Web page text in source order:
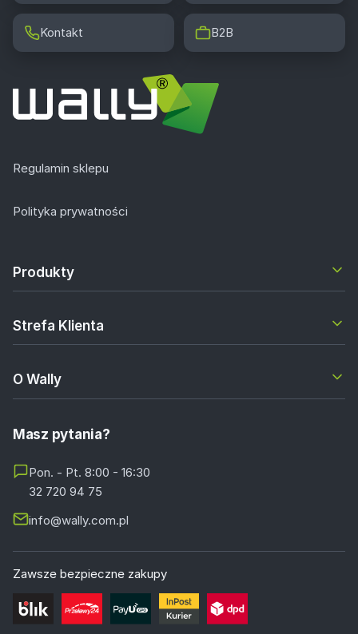
Kontakt B2B
Regulamin sklepu
Polityka prywatności
Produkty
Strefa Klienta
O Wally
Masz pytania?
Pon. - Pt. 8:00 - 16:30
32 720 94 75
info@wally.com.pl
Zawsze bezpieczne zakupy